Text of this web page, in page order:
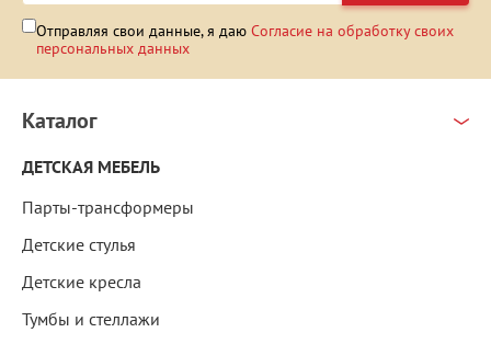
Отправляя свои данные, я даю Согласие на обработку своих
персональных данных
Каталог
ДЕТСКАЯ МЕБЕЛЬ
Парты-трансформеры
Детские стулья
Детские кресла
Тумбы и стеллажи